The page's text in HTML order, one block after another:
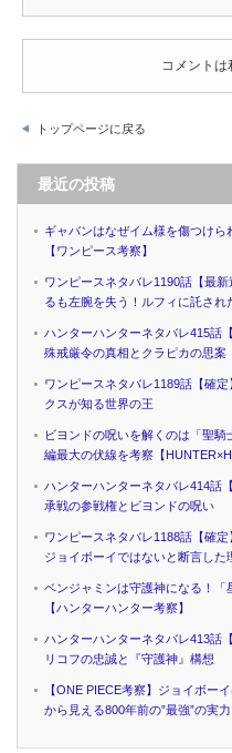
コメントは
トップページに戻る
最近の投稿
ギャバンはなぜイム様を傷つけ
【ワンピース考察】
ワンピースネタバレ1190話【最
るも左腕を失う！ルフィに託され
ハンターハンターネタバレ415話
殊戒厳令の真相とクラピカの思案
ワンピースネタバレ1189話【確
クスが知る世界の王
ビヨンドの呪いを解くのは「聖
編最大の伏線を考察【
ハンターハンターネタバレ414話
承戦の参戦権とビヨンドの呪い
ワンピースネタバレ1188話【確
ジョイボーイではないと断言した
ベンジャミンは守護神になる！
【ハンターハンター考察】
ハンターハンターネタバレ413話
リコフの忠誠と『守護神』構想
【ONE PIECE考察】ジョイボー
から見える800年前の”最強”の実力